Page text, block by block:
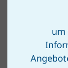
um